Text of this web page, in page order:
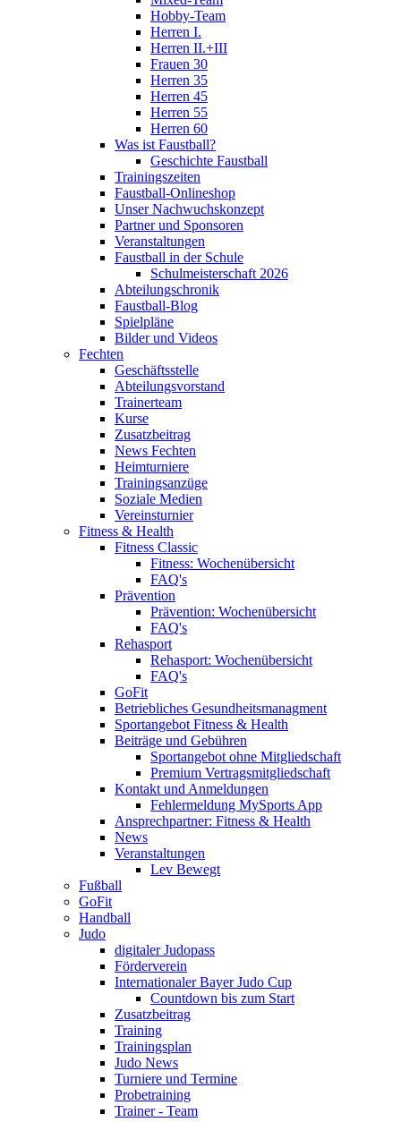
Hobby-Team
Herren I.
Herren II.+III
Frauen 30
Herren 35
Herren 45
Herren 55
Herren 60
Was ist Faustball?
Geschichte Faustball
Trainingszeiten
Faustball-Onlineshop
Unser Nachwuchskonzept
Partner und Sponsoren
Veranstaltungen
Faustball in der Schule
Schulmeisterschaft 2026
Abteilungschronik
Faustball-Blog
Spielpläne
Bilder und Videos
Fechten
Geschäftsstelle
Abteilungsvorstand
Trainerteam
Kurse
Zusatzbeitrag
News Fechten
Heimturniere
Trainingsanzüge
Soziale Medien
Vereinsturnier
Fitness & Health
Fitness Classic
Fitness: Wochenübersicht
FAQ's
Prävention
Prävention: Wochenübersicht
FAQ's
Rehasport
Rehasport: Wochenübersicht
FAQ's
GoFit
Betriebliches Gesundheitsmanagment
Sportangebot Fitness & Health
Beiträge und Gebühren
Sportangebot ohne Mitgliedschaft
Premium Vertragsmitgliedschaft
Kontakt und Anmeldungen
Fehlermeldung MySports App
Ansprechpartner: Fitness & Health
News
Veranstaltungen
Lev Bewegt
Fußball
GoFit
Handball
Judo
digitaler Judopass
Förderverein
Internationaler Bayer Judo Cup
Countdown bis zum Start
Zusatzbeitrag
Training
Trainingsplan
Judo News
Turniere und Termine
Probetraining
Trainer - Team